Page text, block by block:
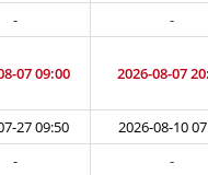
- -
07 09:00 2026-08-07
27 09:50
2026-08-10
-
-